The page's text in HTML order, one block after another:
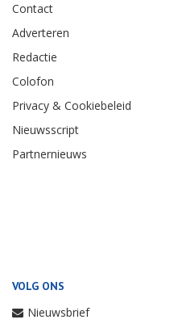
Contact
Adverteren
Redactie
Colofon
Privacy & Cookiebeleid
Nieuwsscript
Partnernieuws
VOLG ONS
Nieuwsbrief